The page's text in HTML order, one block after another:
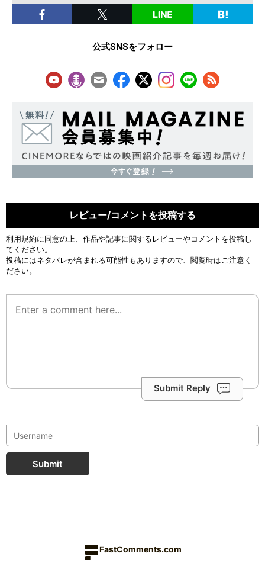
公式SNSをフォロー
レビュー/コメントを投稿する
利用規約に同意の上、作品や記事に関するレビューやコメントを投稿し
てください。
投稿にはネタバレが含まれる可能性もありますので、閲覧時はご注意く
ださい。
Submit Reply
Submit
FastComments.com